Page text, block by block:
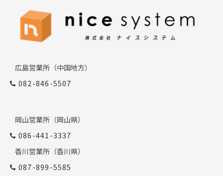
広島営業所（中国地方）
082-846-5507
岡山営業所（岡山県）
086-441-3337
香川営業所（香川県）
087-899-5585